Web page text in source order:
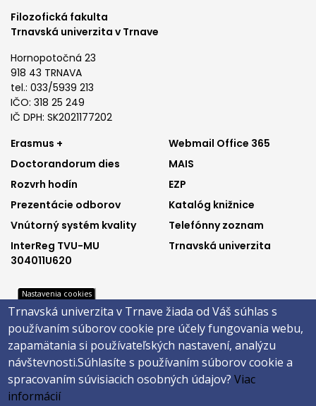
Filozofická fakulta
Trnavská univerzita v Trnave
Hornopotočná 23
918 43 TRNAVA
tel.: 033/5939 213
IČO: 318 25 249
IČ DPH: SK2021177202
Footer
menu
1
Erasmus +
Doctorandorum dies
Rozvrh hodín
Prezentácie odborov
Vnútorný systém kvality
InterReg TVU-MU
304011U620
Footer
menu
2
Webmail Office 365
MAIS
EZP
Katalóg knižnice
Telefónny zoznam
Trnavská univerzita
Footer
menu
3
Katalóg knižnice
Telefónny zoznam
Trnavská univerzita
Footer
menu
4
E-shop
Facebook
Instagram
Youtube
Nastavenia cookies
Trnavská univerzita v Trnave žiada od Váš súhlas s
používaním súborov cookie pre účely fungovania webu,
zapamätania si používateľských nastavení, analýzu
návštevnosti.Súhlasíte s používaním súborov cookie a
spracovaním súvisiacich osobných údajov?Viac
informácií